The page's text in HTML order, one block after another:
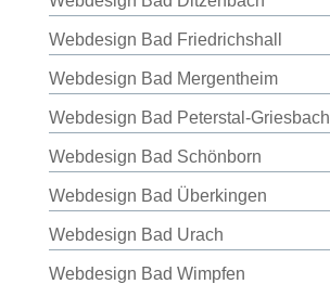
Webdesign Bad Friedrichshall
Webdesign Bad Mergentheim
Webdesign Bad Peterstal-Griesbach
Webdesign Bad Schönborn
Webdesign Bad Überkingen
Webdesign Bad Urach
Webdesign Bad Wimpfen